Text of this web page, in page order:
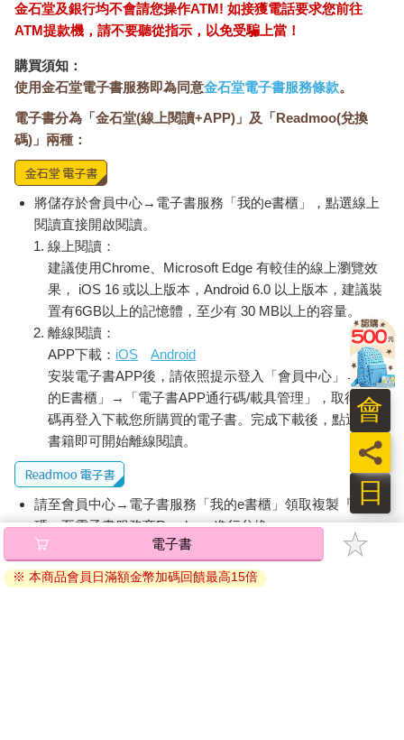
金石堂及銀行均不會請您操作ATM! 如接獲電話要求您前往
ATM提款機，請不要聽從指示，以免受騙上當！
購買須知：
使用金石堂電子書服務即為同意金石堂電子書服務條款。
電子書分為「金石堂(線上閱讀+APP)」及「Readmoo(兌換
碼)」兩種：
將儲存於會員中心→電子書服務「我的e書櫃」，點選線上
閱讀直接開啟閱讀。
線上閱讀：
建議使用Chrome、Microsoft Edge 有較佳的線上瀏覽效
果， iOS 16 或以上版本，Android 6.0 以上版本，建議裝
置有6GB以上的記憶體，至少有 30 MB以上的容量。
離線閱讀：
APP下載： iOS
Android
安裝電子書APP後，請依照提示登入「會員中心」→「我
的E書櫃」→「電子書APP通行碼/載具管理」，取得通行
碼再登入下載您所購買的電子書。完成下載後，點選任一
書籍即可開始離線閱讀。
請至會員中心→電子書服務「我的e書櫃」領取複製『兌換
碼』至電子書服務商Readmoo進行兌換。
退換貨須知：
因版權保護，您在金石堂所購買的電子書僅能以金石堂專屬
電子書
※ 本商品會員日滿額金幣加碼回饋最高15倍
日
員
會